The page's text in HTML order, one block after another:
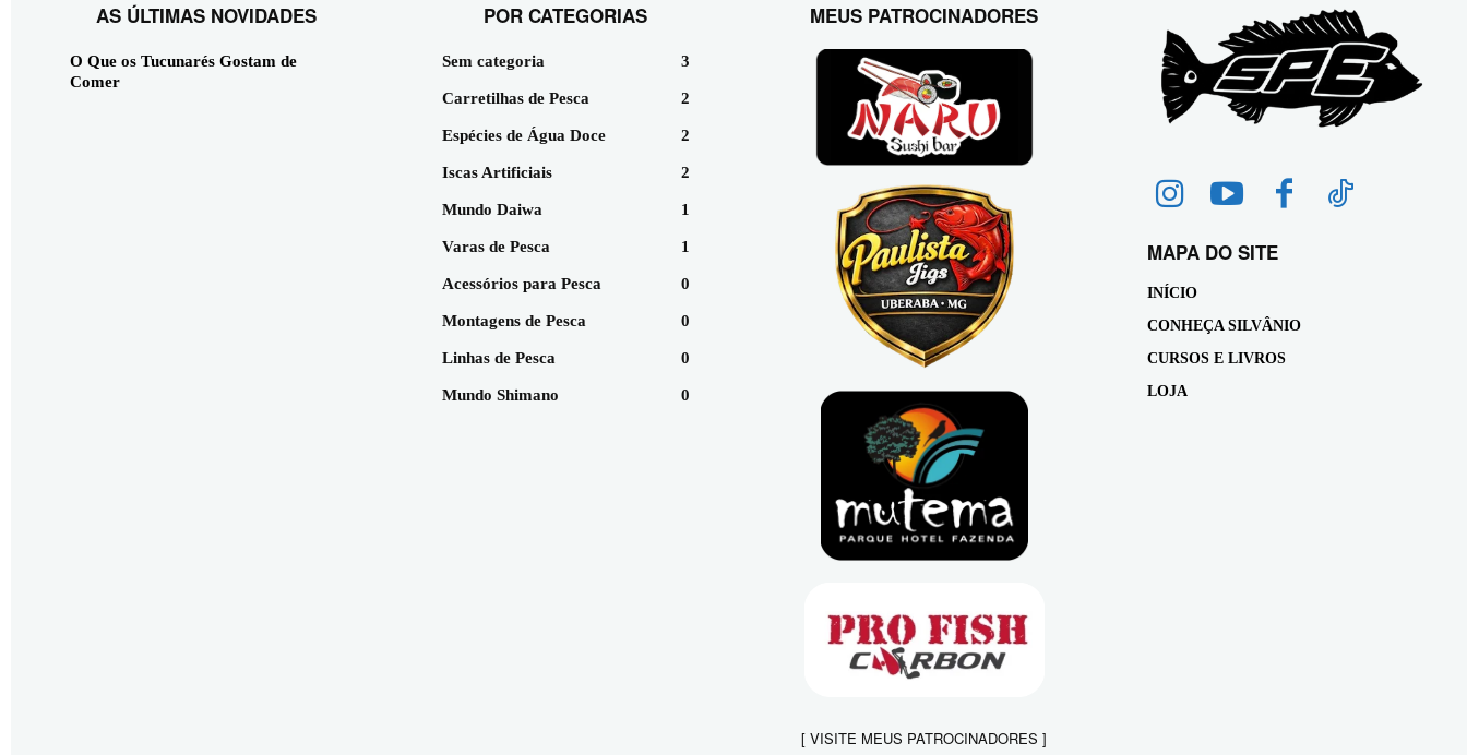
AS ÚLTIMAS NOVIDADES
O Que os Tucunarés Gostam de
Comer
POR CATEGORIAS
Sem categoria 3
Carretilhas de Pesca 2
Espécies de Água Doce 2
Iscas Artificiais 2
Mundo Daiwa 1
Varas de Pesca 1
Acessórios para Pesca 0
Montagens de Pesca 0
Linhas de Pesca 0
Mundo Shimano 0
MEUS PATROCINADORES
[ VISITE MEUS PATROCINADORES ]
MAPA DO SITE
INÍCIO
CONHEÇA SILVÂNIO
CURSOS E LIVROS
LOJA